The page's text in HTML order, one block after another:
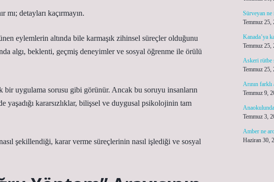
detayları kaçırmayın.
eylemlerin altında bile karmaşık zihinsel süreçler olduğunu
algı, beklenti, geçmiş deneyimler ve sosyal öğrenme ile örülü
bir uygulama sorusu gibi görünür. Ancak bu soruyu insanların
yaşadığı kararsızlıklar, bilişsel ve duygusal psikolojinin tam
şekillendiği, karar verme süreçlerinin nasıl işlediği ve sosyal
Sürveyan ne
Temmuz 25,
Kanada’ya
Temmuz 25,
Askeri rütbe
Temmuz 25,
Arının farklı
Temmuz 9,
Temmuz 3,
Amber ne
Haziran 30,